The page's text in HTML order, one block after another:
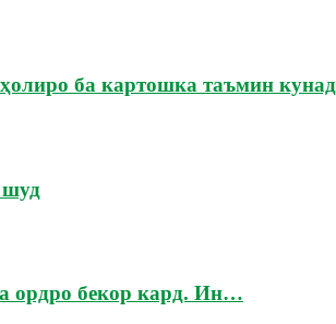
ба картошка таъмин кунад
ордро бекор кард. Ин…